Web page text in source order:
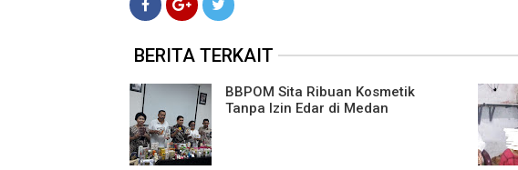
BERITA TERKAIT
BBPOM Sita Ribuan Kosmetik
Tanpa Izin Edar di Medan